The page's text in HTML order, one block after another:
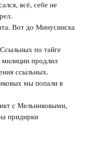
всё, себе не
Вот до Минусинска
по тайге
милиции продлил
ссыльных.
мы попали в
с Мельниковыми,
придирки